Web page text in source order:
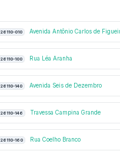
26110-010 Avenida Antônio Carlos de
26110-100 Rua Léa Aranha
26110-140 Avenida Seis de Dezembro
26110-146 Travessa Campina Grande
26110-160 Rua Coelho Branco